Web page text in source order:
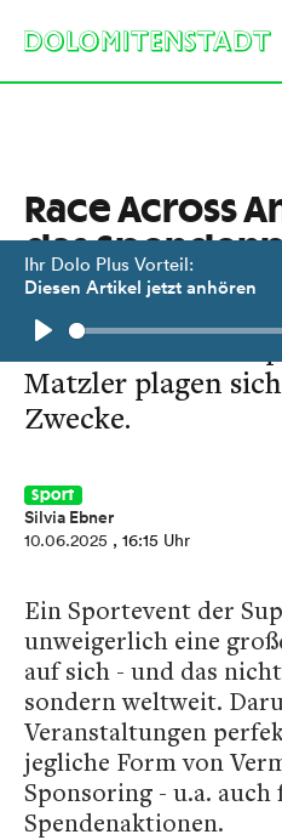
Ihr Dolo Plus Vorteil:
Diesen Artikel jetzt anhören
Play
Race Across
das
Das RAAM ist viel
Radrennen.
Matzler plagen
Zwecke.
Sport
Silvia Ebner
10.06.2025 , 16:15 Uhr
Ein Sportevent der
unweigerlich eine
auf sich - und das
sondern weltweit.
Veranstaltungen
jegliche Form von
Sponsoring - u.a. auch
Spendenaktionen.